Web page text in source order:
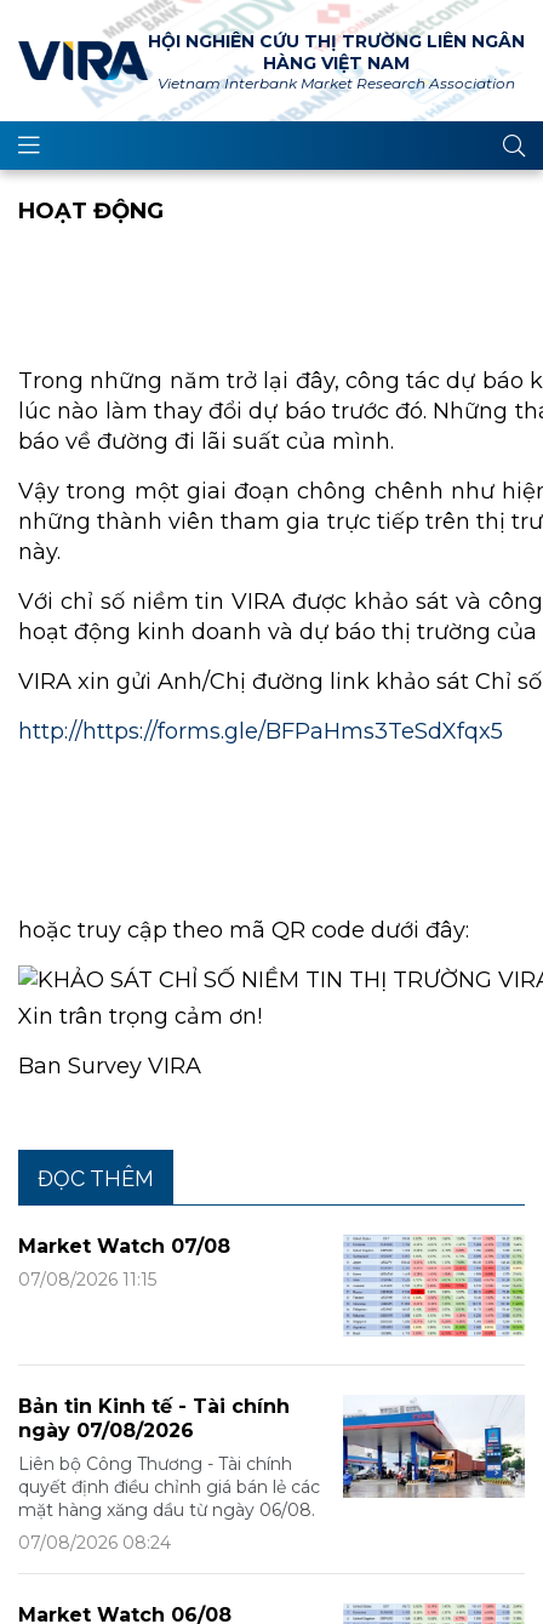
HỘI NGHIÊN CỨU THỊ TRƯỜNG LIÊN NGÂN
HÀNG VIỆT NAM
Vietnam Interbank Market Research Association
HOẠT ĐỘNG
Trong những năm trở lại đây, công tác dự
lúc nào làm thay đổi dự báo trước đó. Những
báo về đường đi lãi suất của mình.
Vậy trong một giai đoạn chông chênh như
những thành viên tham gia trực tiếp trên thị
này.
Với chỉ số niềm tin VIRA được khảo sát và
hoạt động kinh doanh và dự báo thị trường của
VIRA xin gửi Anh/Chị đường link khảo sát Chỉ
http://https://forms.gle/BFPaHms3TeSdXfqx5
hoặc truy cập theo mã QR code dưới đây:
Xin trân trọng cảm ơn!
Ban Survey VIRA
ĐỌC THÊM
Market Watch 07/08
07/08/2026 11:15
Bản tin Kinh tế - Tài chính
ngày 07/08/2026
Liên bộ Công Thương - Tài chính
quyết định điều chỉnh giá bán lẻ các
mặt hàng xăng dầu từ ngày 06/08.
07/08/2026 08:24
Market Watch 06/08